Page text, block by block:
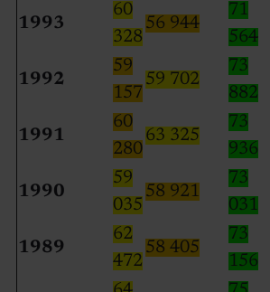
1993
60
328
56 944
71
564
1992
59
157
59 702
73
882
1991
60
280
63 325
73
936
1990
59
035
58 921
73
031
1989
62
472
58 405
73
156